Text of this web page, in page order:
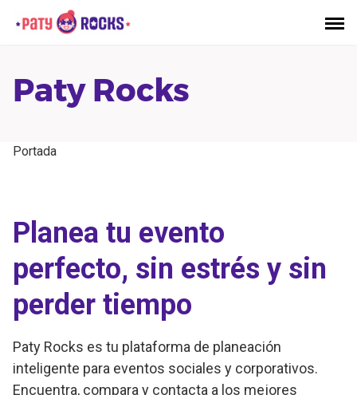
Paty Rocks
Portada
Planea tu evento
perfecto, sin estrés y sin
perder tiempo
Paty Rocks es tu plataforma de planeación
inteligente para eventos sociales y corporativos.
Encuentra, compara y contacta a los mejores